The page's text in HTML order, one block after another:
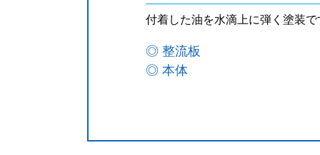
付着した油を水滴上に弾く塗装で
◎ 整流板
◎ 本体